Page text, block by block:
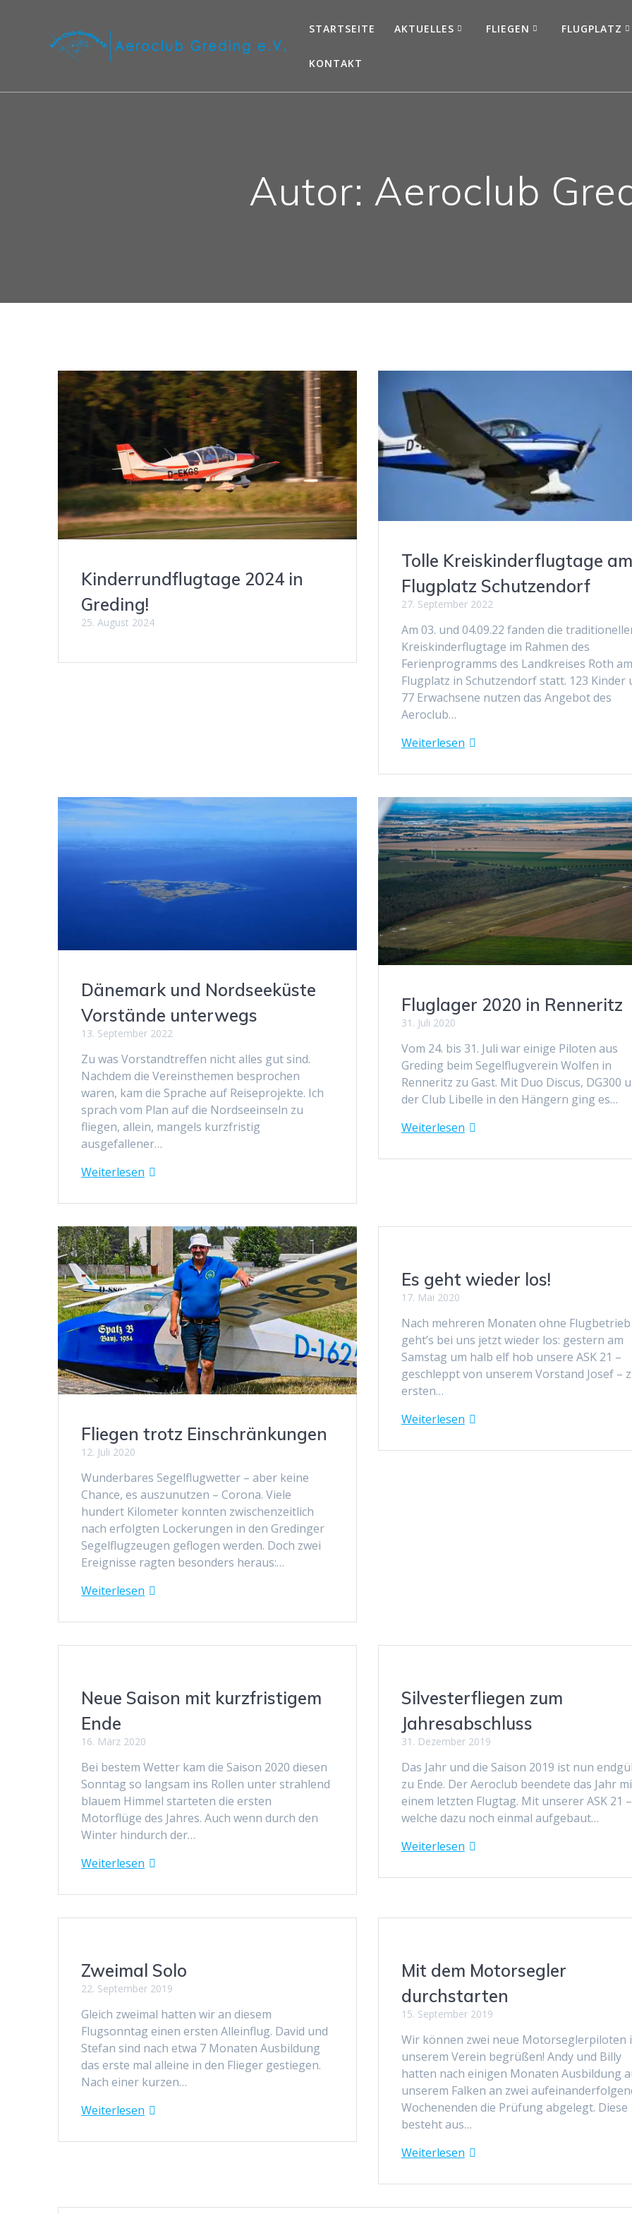
STARTSEITE AKTUELLES FLIEGEN FLUGPLATZ
KONTAKT
Autor: Aeroclub
Kinderrundflugtage 2024 in
Greding!
25. August 2024
Tolle Kreiskinderflugtage am
Flugplatz Schutzendorf
27. September 2022
Am 03. und 04.09.22 fanden die
Kreiskinderflugtage im Rahmen des
Ferienprogramms des Landkreises Roth am
Flugplatz in Schutzendorf statt. 123 Kinder
77 Erwachsene nutzen das Angebot des
Aeroclub…
Weiterlesen
Dänemark und Nordseeküste
Vorstände unterwegs
13. September 2022
Zu was Vorstandtreffen nicht alles gut sind.
Nachdem die Vereinsthemen besprochen
waren, kam die Sprache auf Reiseprojekte. Ich
sprach vom Plan auf die Nordseeinseln zu
fliegen, allein, mangels kurzfristig
ausgefallener…
Weiterlesen
Fluglager 2020 in Renneritz
31. Juli 2020
Vom 24. bis 31. Juli war einige Piloten aus
Greding beim Segelflugverein Wolfen in
Renneritz zu Gast. Mit Duo Discus, DG300
der Club Libelle in den Hängern ging es…
Weiterlesen
Fliegen trotz Einschränkungen
12. Juli 2020
Wunderbares Segelflugwetter – aber keine
Chance, es auszunutzen – Corona. Viele
hundert Kilometer konnten zwischenzeitlich
nach erfolgten Lockerungen in den Gredinger
Segelflugzeugen geflogen werden. Doch zwei
Ereignisse ragten besonders heraus:…
Weiterlesen
Es geht wieder los!
17. Mai 2020
Nach mehreren Monaten ohne Flugbetrieb
geht’s bei uns jetzt wieder los: gestern am
Samstag um halb elf hob unsere ASK 21 –
geschleppt von unserem Vorstand Josef –
ersten…
Weiterlesen
Neue Saison mit kurzfristigem
Ende
16. März 2020
Bei bestem Wetter kam die Saison 2020 diesen
Sonntag so langsam ins Rollen unter strahlend
blauem Himmel starteten die ersten
Motorflüge des Jahres. Auch wenn durch den
Winter hindurch der…
Weiterlesen
Silvesterfliegen zum
Jahresabschluss
31. Dezember 2019
Das Jahr und die Saison 2019 ist nun
zu Ende. Der Aeroclub beendete das Jahr
einem letzten Flugtag. Mit unserer ASK 21 –
welche dazu noch einmal aufgebaut…
Weiterlesen
Zweimal Solo
22. September 2019
Gleich zweimal hatten wir an diesem
Flugsonntag einen ersten Alleinflug. David und
Stefan sind nach etwa 7 Monaten Ausbildung
das erste mal alleine in den Flieger gestiegen.
Nach einer kurzen…
Weiterlesen
Mit dem Motorsegler
durchstarten
15. September 2019
Wir können zwei neue Motorseglerpiloten
unserem Verein begrüßen! Andy und Billy
hatten nach einigen Monaten Ausbildung
unserem Falken an zwei
Wochenenden die Prüfung abgelegt. Diese
besteht aus…
Weiterlesen